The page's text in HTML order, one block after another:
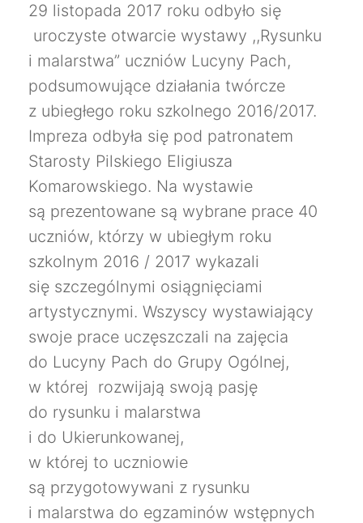
29 listopada 2017 roku odbyło się
uroczyste otwarcie wystawy ,,Rysunku
i malarstwa” uczniów Lucyny Pach,
podsumowujące działania twórcze
z ubiegłego roku szkolnego 2016/2017.
Impreza odbyła się pod patronatem
Starosty Pilskiego Eligiusza
Komarowskiego. Na wystawie
są prezentowane są wybrane prace 40
uczniów, którzy w ubiegłym roku
szkolnym 2016 / 2017 wykazali
się szczególnymi osiągnięciami
artystycznymi. Wszyscy wystawiający
swoje prace uczęszczali na zajęcia
do Lucyny Pach do Grupy Ogólnej,
w której rozwijają swoją pasję
do rysunku i malarstwa
i do Ukierunkowanej,
w której to uczniowie
są przygotowywani z rysunku
i malarstwa do egzaminów wstępnych